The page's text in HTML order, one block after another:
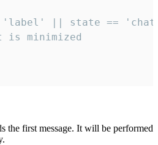
|| state ==
is minimized
the first message. It will be performed